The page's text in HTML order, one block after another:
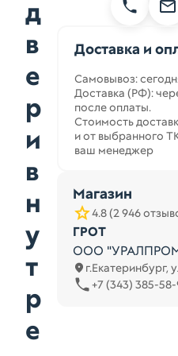
д
в
е
р
и
в
н
у
т
р
е
Доставка и
Самовывоз:
Доставка (РФ):
после оплаты.
Стоимость
и от выбранного
ваш менеджер
Магазин
4.8 (2 946
ГРОТ
ООО
г.Екатеринбург,
+7 (343) 385-